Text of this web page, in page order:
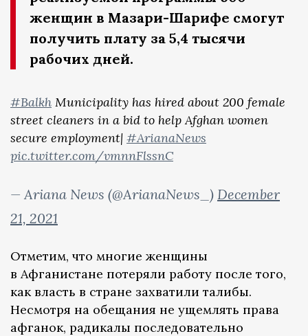
женщин в Мазари-Шарифе смогут
получить плату за 5,4 тысячи
рабочих дней.
#Balkh Municipality has hired about 200 female
street cleaners in a bid to help Afghan women
secure employment| #ArianaNews
pic.twitter.com/vmnnFlssnC
— Ariana News (@ArianaNews_) December
21, 2021
Отметим, что многие женщины
в Афганистане потеряли работу после того,
как власть в стране захватили талибы.
Несмотря на обещания не ущемлять права
афганок, радикалы последовательно